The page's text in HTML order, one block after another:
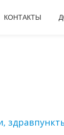
КОНТАКТЫ